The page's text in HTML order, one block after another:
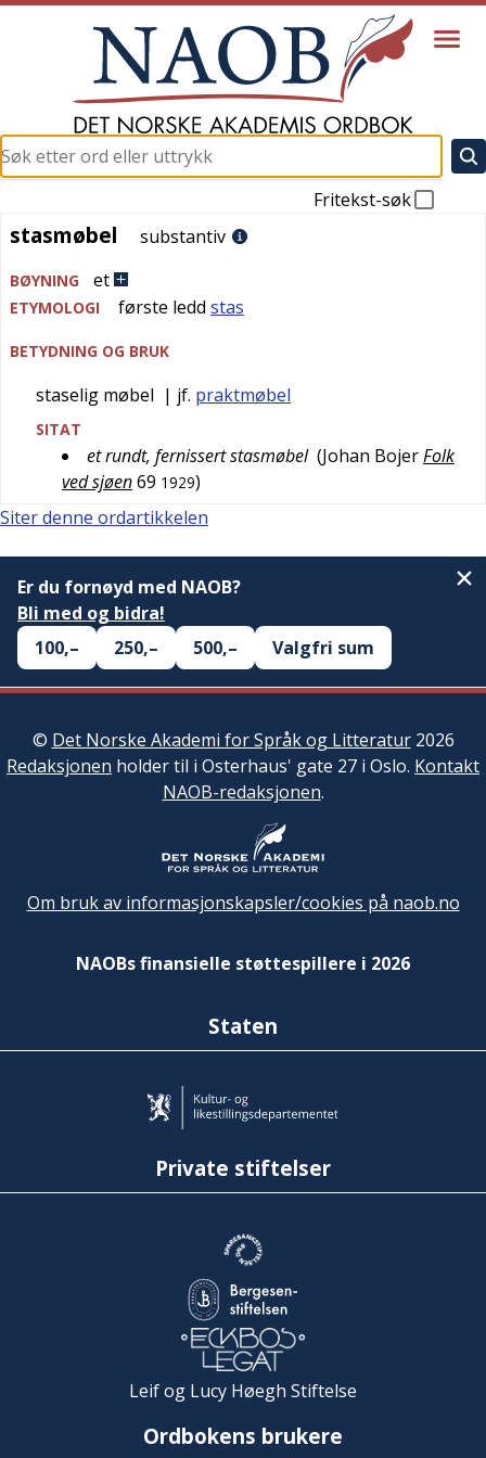
Fritekst-søk
stasmøbel
stasmøbel substantiv
BØYNING et
ETYMOLOGI første ledd stas
BETYDNING OG BRUK
staselig møbel | jf. praktmøbel
SITAT
et rundt, fernissert stasmøbel (Johan BojerFolk
ved sjøen69 1929)
Siter denne ordartikkelen
Er du fornøyd med NAOB?
Bli med og bidra!
100,–
250,– 500,– Valgfri sum
© Det Norske Akademi for Språk og Litteratur2026
Redaksjonen holder til i Osterhaus' gate 27 i Oslo. Kontakt
NAOB-redaksjonen.
Om bruk av informasjonskapsler/cookies på naob.no
NAOBs finansielle støttespillere i 2026
Staten
Private stiftelser
Leif og Lucy Høegh Stiftelse
Ordbokens brukere